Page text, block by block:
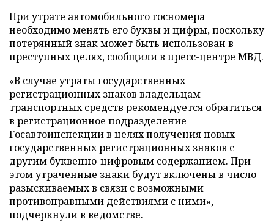
При утрате автомобильного госномера
необходимо менять его буквы и цифры, поскольку
потерянный знак может быть использован в
преступных целях, сообщили в пресс-центре МВД.
«В случае утраты государственных
регистрационных знаков владельцам
транспортных средств рекомендуется обратиться
в регистрационное подразделение
Госавтоинспекции в целях получения новых
государственных регистрационных знаков с
другим буквенно-цифровым содержанием. При
этом утраченные знаки будут включены в число
разыскиваемых в связи с возможными
противоправными действиями с ними», –
подчеркнули в ведомстве.